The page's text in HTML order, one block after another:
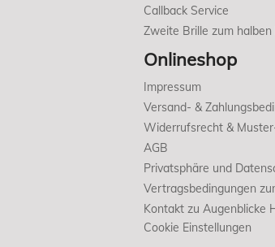
Callback Service
Zweite Brille zum halben
Onlineshop
Impressum
Versand- &
Widerrufsrecht &
AGB
Privatsphäre und
Vertragsbedingungen
Kontakt zu Augenblicke
Cookie Einstellungen